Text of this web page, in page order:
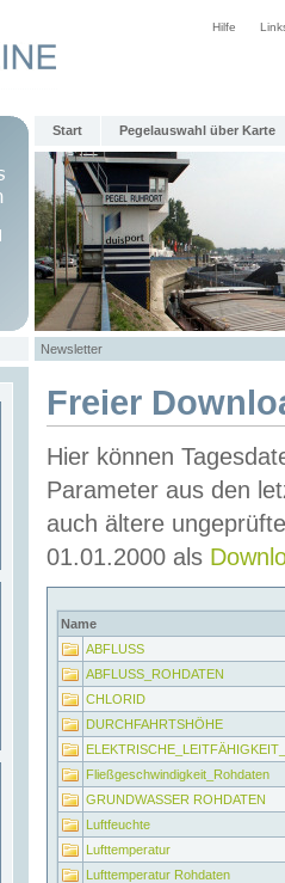
Hilfe
Start Pegelauswahl über Karte
Newsletter
Freier
Hier können
Parameter aus den
auch ältere
01.01.2000 als
Name
ABFLUSS
ABFLUSS_ROHDATEN
CHLORID
DURCHFAHRTSHÖHE
Fließgeschwindigkeit_Rohdaten
GRUNDWASSER ROHDATEN
Luftfeuchte
Lufttemperatur
Lufttemperatur Rohdaten